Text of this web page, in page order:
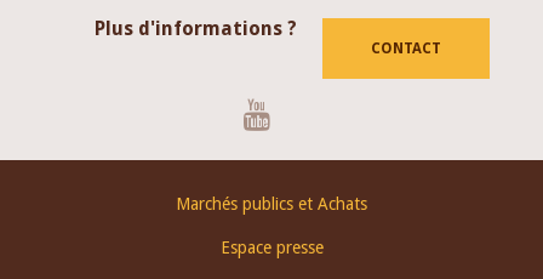
Plus d'informations ?
CONTACT
Marchés publics et Achats
Espace presse